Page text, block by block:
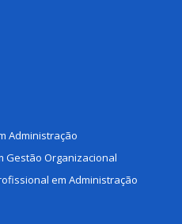
Administração
Gestão Organizacional
em Administração